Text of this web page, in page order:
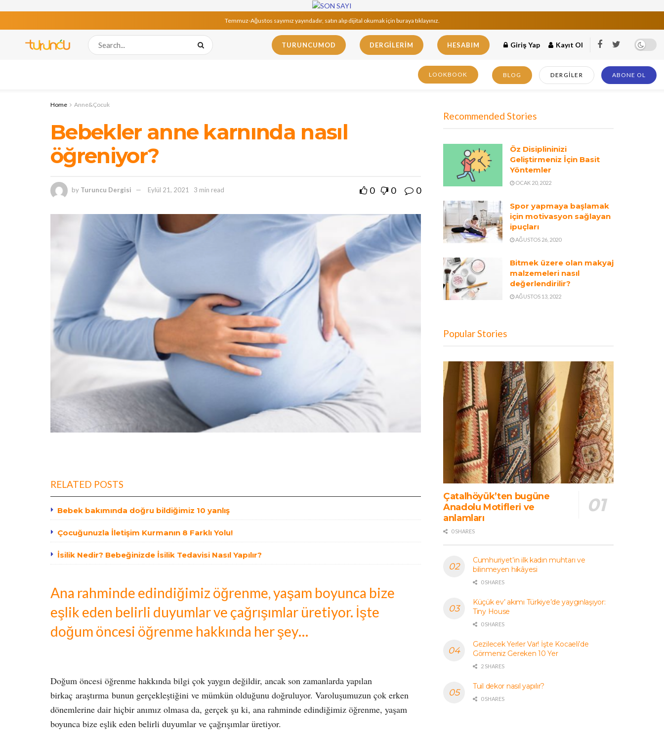
Temmuz-Ağustos sayımız yayındadır, satın alıp dijital okumak için buraya tıklayınız.
TURUNCUMOD DERGILERIM HESABIM Giriş Yap Kayıt Ol
LOOKBOOK BLOG DERGILER ABONE OL
Home Anne&Çocuk
Bebekler anne karnında nasıl
öğreniyor?
by Turuncu Dergisi Eylül 21, 2021 3 min read 0 0 0
RELATED POSTS
Bebek bakımında doğru bildiğimiz 10 yanlış
Çocuğunuzla İletişim Kurmanın 8 Farklı Yolu!
İsilik Nedir? Bebeğinizde İsilik Tedavisi Nasıl Yapılır?
Ana rahminde edindiğimiz öğrenme, yaşam boyunca bize
eşlik eden belirli duyumlar ve çağrışımlar üretiyor. İşte
doğum öncesi öğrenme hakkında her şey…
Doğum öncesi öğrenme hakkında bilgi çok yaygın değildir, ancak son zamanlarda yapılan
birkaç araştırma bunun gerçekleştiğini ve mümkün olduğunu doğruluyor. Varoluşumuzun çok erken
dönemlerine dair hiçbir anımız olmasa da, gerçek şu ki, ana rahminde edindiğimiz öğrenme, yaşam
boyunca bize eşlik eden belirli duyumlar ve çağrışımlar üretiyor.
Recommended Stories
Öz Disiplininizi
Geliştirmeniz İçin Basit
Yöntemler
OCAK 20, 2022
Spor yapmaya başlamak
için motivasyon sağlayan
ipuçları
AĞUSTOS 26, 2020
Bitmek üzere olan makyaj
malzemeleri nasıl
değerlendirilir?
AĞUSTOS 13, 2022
Popular Stories
Çatalhöyük’ten bugüne
Anadolu Motifleri ve
anlamları
0 SHARES
Cumhuriyet’in ilk kadın muhtarı ve
bilinmeyen hikâyesi
0 SHARES
Küçük ev’ akımı Türkiye’de yaygınlaşıyor:
Tiny House
0 SHARES
Gezilecek Yerler Var! İşte Kocaeli’de
Görmeniz Gereken 10 Yer
2 SHARES
Tuil dekor nasıl yapılır?
0 SHARES